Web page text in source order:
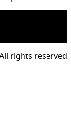
All rights reserved